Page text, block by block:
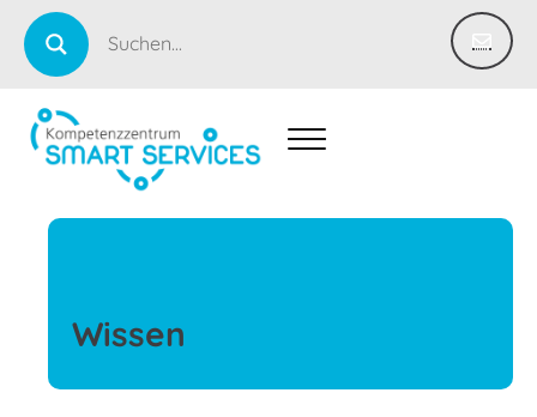
Wissen